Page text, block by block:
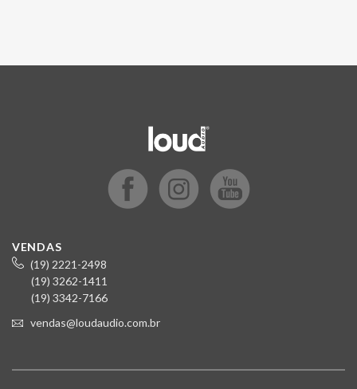
VENDAS
(19) 2221-2498
(19) 3262-1411
(19) 3342-7166
vendas@loudaudio.com.br